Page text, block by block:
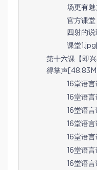
场更有魅
官方课堂
四射的
课堂
第十六课【即
得掌声[48.83M]
16堂语
16堂语
16堂语
16堂语
16堂语
16堂语
16堂语